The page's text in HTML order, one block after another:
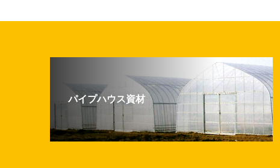
パイプハウス資材